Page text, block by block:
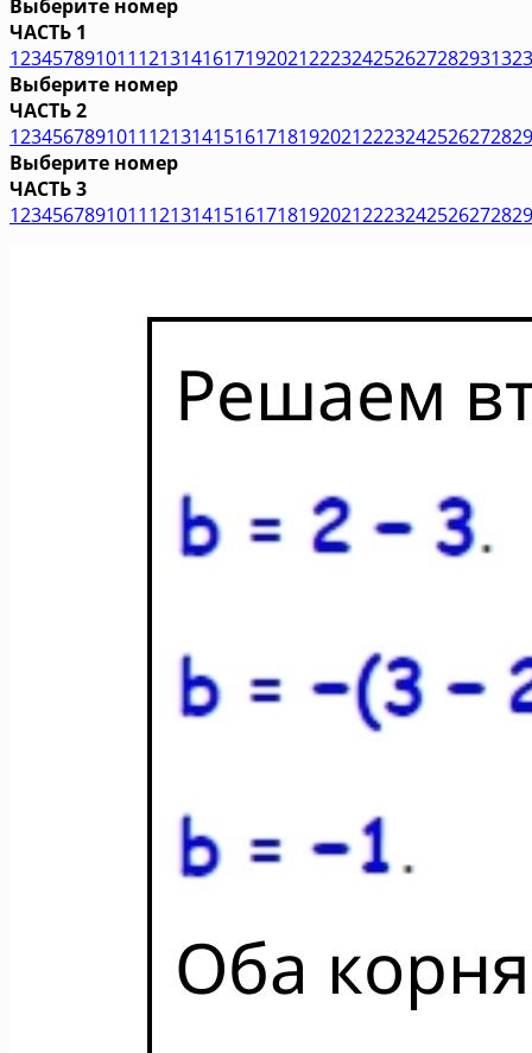
Выберите номер
ЧАСТЬ 1
123457891011121314161719202122232425262728293132
Выберите номер
ЧАСТЬ 2
1234567891011121314151617181920212223242526272829
Выберите номер
ЧАСТЬ 3
1234567891011121314151617181920212223242526272829